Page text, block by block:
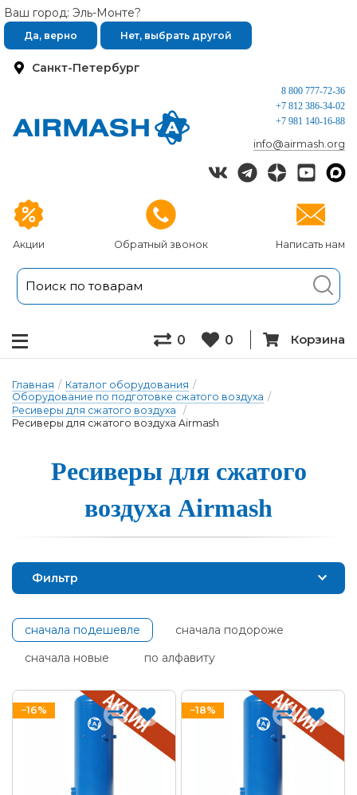
Санкт-Петербург
Ваш город: Эль-Монте?
Да, верно Нет, выбрать другой
Акции Обратный звонок Написать нам
8 800 777-72-36
+7 812 386-34-02
+7 981 140-16-88
info@airmash.org
0 0 Корзина
Главная / Каталог оборудования /
Оборудование по подготовке сжатого воздуха /
Ресиверы для сжатого воздуха
/
Ресиверы для сжатого воздуха Airmash
Ресиве­ры для сжа­то­го
воз­ду­ха Airmash
Фильтр
сначала подешевле
сначала подороже
сначала новые
по алфавиту
−16% −18%